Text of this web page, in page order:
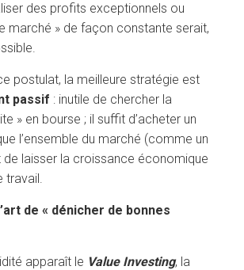
des profits exceptionnels ou
marché » de façon constante serait,
postulat, la meilleure stratégie est
passif : inutile de chercher la
» en bourse ; il suffit d’acheter un
l’ensemble du marché (comme un
laisser la croissance économique
travail.
de « dénicher de bonnes
apparaît le Value Investing, la